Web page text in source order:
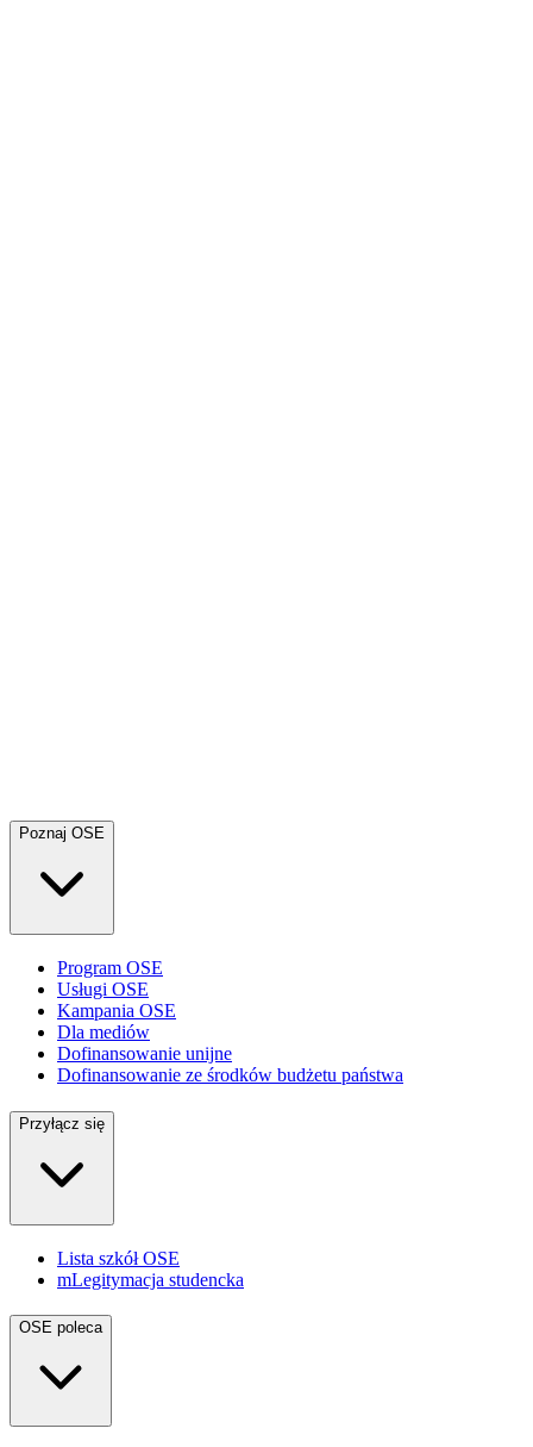
Poznaj OSE
Program OSE
Usługi OSE
Kampania OSE
Dla mediów
Dofinansowanie unijne
Dofinansowanie ze środków budżetu państwa
Przyłącz się
Lista szkół OSE
mLegitymacja studencka
OSE poleca